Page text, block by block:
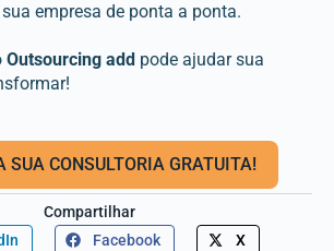
empresa de ponta a ponta.
Outsourcing add pode ajudar sua
SUA CONSULTORIA GRATUITA!
Compartilhar
Facebook
X